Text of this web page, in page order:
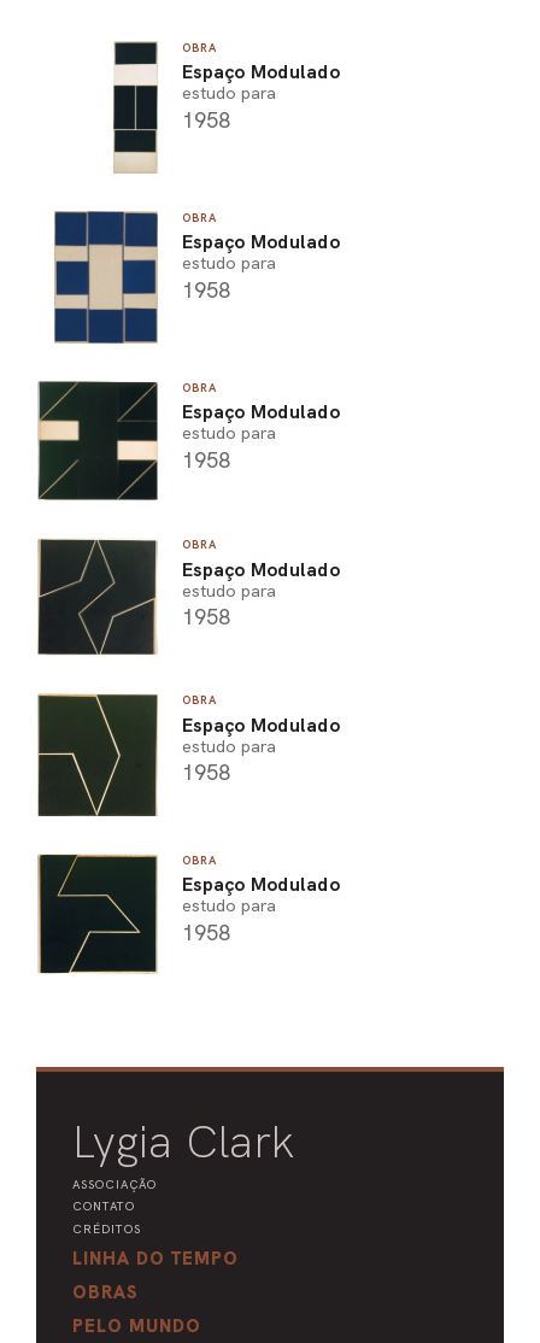
OBRA
Espaço Modulado
estudo para
1958
OBRA
Espaço Modulado
estudo para
1958
OBRA
Espaço Modulado
estudo para
1958
OBRA
Espaço Modulado
estudo para
1958
OBRA
Espaço Modulado
estudo para
1958
OBRA
Espaço Modulado
estudo para
1958
Lygia Clark
ASSOCIAÇÃO
CONTATO
CRÉDITOS
LINHA DO TEMPO
OBRAS
PELO MUNDO